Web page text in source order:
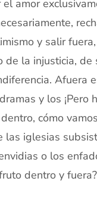
amor
y salir
de la injusticia, de
Afuera
y los ¡Pero
cómo
las iglesias
o los
dentro y fuera?